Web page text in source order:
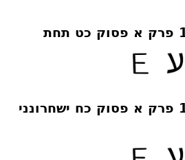
משלי 143 פרק א פסוק כח ישחרונני